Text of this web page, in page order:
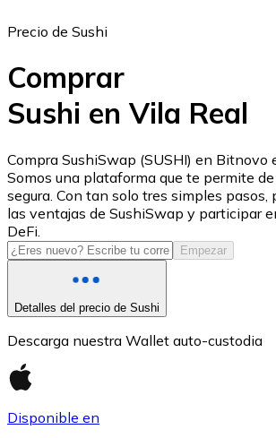
USD Coin
USDC
Litecoin
Precio de Sushi
Comprar
Sushi en Vila Real
Compra SushiSwap (SUSHI) en Bitnovo
Somos una plataforma que te permite
segura. Con tan solo tres simples pasos,
las ventajas de SushiSwap y participar
DeFi.
Empezar
Detalles del precio de Sushi
Descarga nuestra Wallet auto-custodia
Disponible en